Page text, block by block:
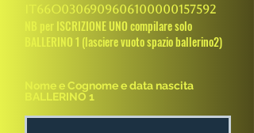
IT66O0306909606100000157592
NB per ISCRIZIONE UNO compilare solo
BALLERINO 1 (lasciere vuoto spazio ballerino2)
Nome e Cognome e data nascita
BALLERINO 1